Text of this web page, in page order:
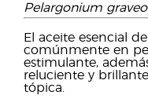
Pelargonium
El aceite esencial
comúnmente en
estimulante,
reluciente y
tópica.